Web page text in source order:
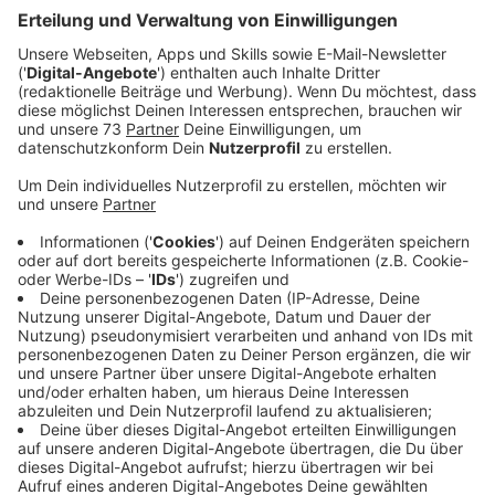
Veröffentlicht:Mittwoch, 09.02.2022 06:46
Anzeige
Hochzeitstanz?
Unsere Morningshow-Moderatoren Silvia Ochlast und
Daniel Krawinkel finden wir können grade doch alle
schöne Momente gebrauchen, deshalb sprechen wir
heute über Eure Hochzeitstänze. Zu welchem Song
habt ih getanzt? Irina aus Gronau hat uns ein dickes
Herzchen geschickt mit ihrem Hochzeitssong, der
Märchenhaft romantisch ist. Sie haben zu Ella Endlich